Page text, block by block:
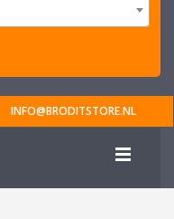
INFO@BRODITSTORE.NL